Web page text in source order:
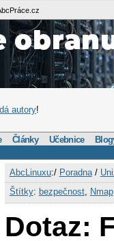
autory!
Články Učebnice
AbcLinuxu:/ Poradna/
Štítky: bezpečnost, Nmap
Dotaz: